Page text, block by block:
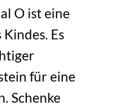
O ist eine
Es
für eine
Schenke